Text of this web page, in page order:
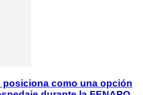
posiciona como una opción